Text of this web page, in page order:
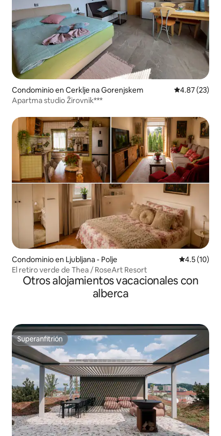
Condominio en Cerklje na Gorenjskem Calificación
4.87 (23)
Apartma studio Žirovnik***
Condominio en Ljubljana - Polje Calificación
4.5 (10)
El retiro verde de Thea / RoseArt Resort
Otros alojamientos vacacionales con
alberca
Superanfitrión
Superanfitrión